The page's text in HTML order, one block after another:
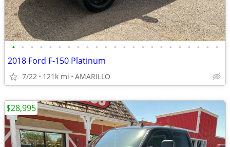
• • • • • • • • • • • • • • • • • • • • • • •
2018 Ford F-150 Platinum
7/22 121k mi AMARILLO
$28,995